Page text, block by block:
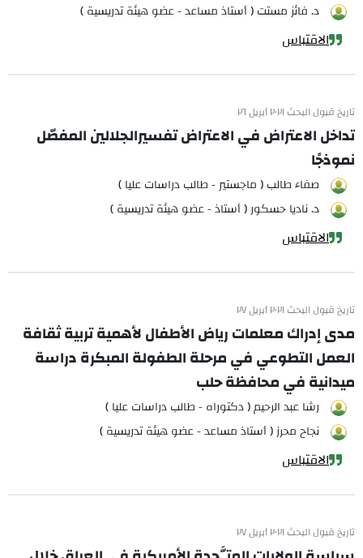
د. فائز مستت ( أستاذ مساعد - عضو هيئة تدريسية )
الاقتباس
تاريخ قبول البحث ٢٠٢١ أبريل ٢٦
تداخل الاعتراض في الاعتراض تفسيرالجلالين المفصّل
نموذجًا
صفاء طالب ( ماجستير - طالب دراسات عليا )
د. ناديا حسكور ( أستاذ - عضو هيئة تدريسية )
الاقتباس
تاريخ قبول البحث ٢٠٢١ أبريل ٢٧
مدى إدراك معلمات رياض الأطفال لأهمية تربية ثقافة
العمل التطوعي في مرحلة الطفولة المبكرة دراسة
ميدانية في محافظة حلب
رشا عبد الرحيم ( دكتوراه - طالب دراسات عليا )
نجاح محرز ( أستاذ مساعد - عضو هيئة تدريسية )
الاقتباس
تاريخ قبول البحث ٢٠٢١ أبريل ٢٧